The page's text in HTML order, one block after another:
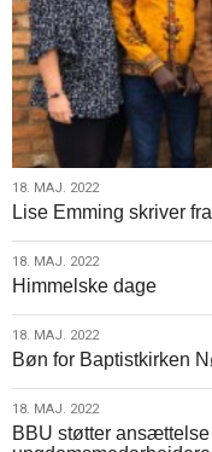
18.
maj.
2022
18. MAJ. 2022
Lise Emming skriver
18.
maj.
2022
18. MAJ. 2022
Himmelske dage
18.
maj.
2022
18. MAJ. 2022
Bøn for Baptistkirken
18.
maj.
18. MAJ. 2022
BBU støtter